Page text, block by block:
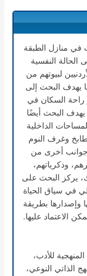
في منازل الطبقة
الحالة النفسية
لبيوتهم من
يهدف البحث إلى
راحة السكان في
يهدف البحث أيضًا
الداخلية
وغرف النوم
جوانب أخرى من
وذكرياتهم،
يركز البحث على
في سياق الحياة
وإصدارها بطريقة
الاعتماد عليها.
للأدب،
الذاتي النوعي،